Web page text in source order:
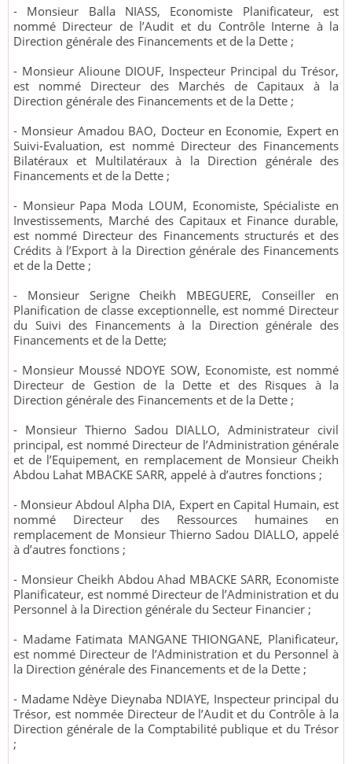
- Monsieur Balla NIASS, Economiste Planificateur, est
nommé Directeur de l’Audit et du Contrôle Interne à la
Direction générale des Financements et de la Dette ;
- Monsieur Alioune DIOUF, Inspecteur Principal du Trésor,
est nommé Directeur des Marchés de Capitaux à la
Direction générale des Financements et de la Dette ;
- Monsieur Amadou BAO, Docteur en Economie, Expert en
Suivi-Evaluation, est nommé Directeur des Financements
Bilatéraux et Multilatéraux à la Direction générale des
Financements et de la Dette ;
- Monsieur Papa Moda LOUM, Economiste, Spécialiste en
Investissements, Marché des Capitaux et Finance durable,
est nommé Directeur des Financements structurés et des
Crédits à l’Export à la Direction générale des Financements
et de la Dette ;
- Monsieur Serigne Cheikh MBEGUERE, Conseiller en
Planification de classe exceptionnelle, est nommé Directeur
du Suivi des Financements à la Direction générale des
Financements et de la Dette;
- Monsieur Moussé NDOYE SOW, Economiste, est nommé
Directeur de Gestion de la Dette et des Risques à la
Direction générale des Financements et de la Dette ;
- Monsieur Thierno Sadou DIALLO, Administrateur civil
principal, est nommé Directeur de l’Administration générale
et de l’Equipement, en remplacement de Monsieur Cheikh
Abdou Lahat MBACKE SARR, appelé à d’autres fonctions ;
- Monsieur Abdoul Alpha DIA, Expert en Capital Humain, est
nommé Directeur des Ressources humaines en
remplacement de Monsieur Thierno Sadou DIALLO, appelé
à d’autres fonctions ;
- Monsieur Cheikh Abdou Ahad MBACKE SARR, Economiste
Planificateur, est nommé Directeur de l’Administration et du
Personnel à la Direction générale du Secteur Financier ;
- Madame Fatimata MANGANE THIONGANE, Planificateur,
est nommé Directeur de l’Administration et du Personnel à
la Direction générale des Financements et de la Dette ;
- Madame Ndèye Dieynaba NDIAYE, Inspecteur principal du
Trésor, est nommée Directeur de l’Audit et du Contrôle à la
Direction générale de la Comptabilité publique et du Trésor
;